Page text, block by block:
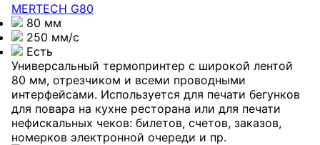
MERTECH G80
80 мм
250 мм/с
Есть
Универсальный термопринтер с широкой лентой
80 мм, отрезчиком и всеми проводными
интерфейсами. Используется для печати бегунков
для повара на кухне ресторана или для печати
нефискальных чеков: билетов, счетов, заказов,
номерков электронной очереди и пр.